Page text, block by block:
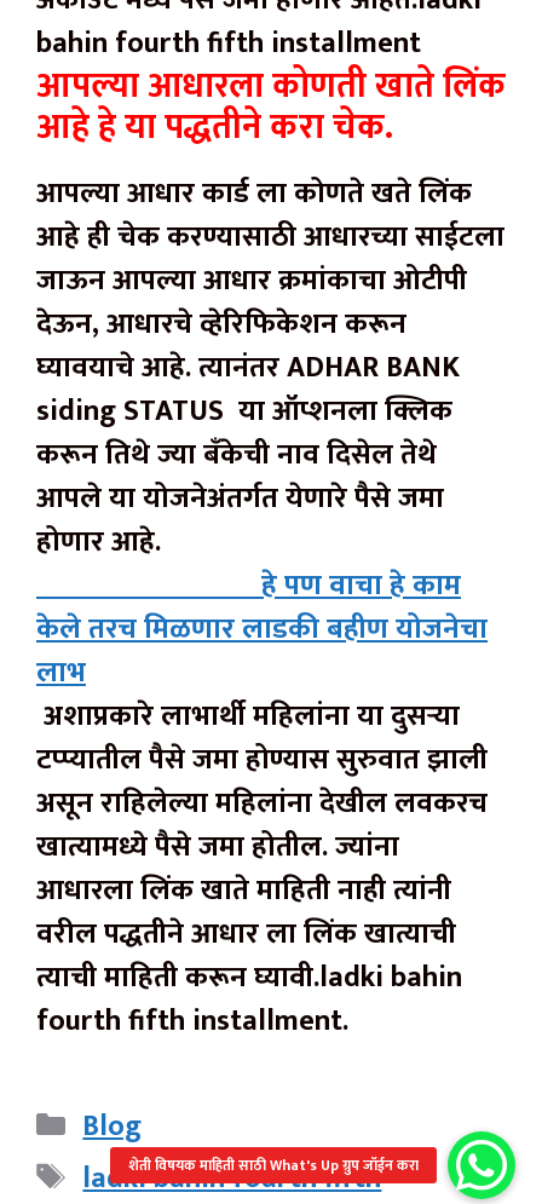
bahin fourth fifth installment
आपल्या आधारला कोणती खाते लिंक
आहे हे या पद्धतीने करा चेक.
आपल्या आधार कार्ड ला कोणते खते लिंक
आहे ही चेक करण्यासाठी आधारच्या साईटला
जाऊन आपल्या आधार क्रमांकाचा ओटीपी
देऊन, आधारचे व्हेरिफिकेशन करून
घ्यावयाचे आहे. त्यानंतर ADHAR BANK
siding STATUS या ऑप्शनला क्लिक
करून तिथे ज्या बँकेची नाव दिसेल तेथे
आपले या योजनेअंतर्गत येणारे पैसे जमा
होणार आहे.
हे पण वाचा हे काम
केले तरच मिळणार लाडकी बहीण योजनेचा
लाभ
अशाप्रकारे लाभार्थी महिलांना या दुसऱ्या
टप्प्यातील पैसे जमा होण्यास सुरुवात झाली
असून राहिलेल्या महिलांना देखील लवकरच
खात्यामध्ये पैसे जमा होतील. ज्यांना
आधारला लिंक खाते माहिती नाही त्यांनी
वरील पद्धतीने आधार ला लिंक खात्याची
त्याची माहिती करून घ्यावी.ladki bahin
fourth fifth installment.
Categories
Blog
Tags
ladki bahin fourth fifth